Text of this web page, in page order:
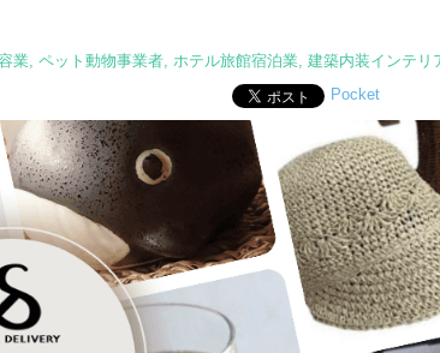
業, ペット動物事業者, ホテル旅館宿泊業, 建築内装インテリ
Pocket